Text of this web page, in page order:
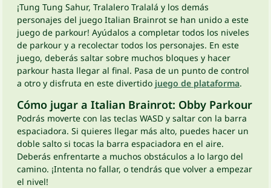
¡Tung Tung Sahur, Tralalero Tralalá y los demás
personajes del juego Italian Brainrot se han unido a este
juego de parkour! Ayúdalos a completar todos los niveles
de parkour y a recolectar todos los personajes. En este
juego, deberás saltar sobre muchos bloques y hacer
parkour hasta llegar al final. Pasa de un punto de control
a otro y disfruta en este divertido juego de plataforma.
Cómo jugar a Italian Brainrot: Obby Parkour
Podrás moverte con las teclas WASD y saltar con la barra
espaciadora. Si quieres llegar más alto, puedes hacer un
doble salto si tocas la barra espaciadora en el aire.
Deberás enfrentarte a muchos obstáculos a lo largo del
camino. ¡Intenta no fallar, o tendrás que volver a empezar
el nivel!